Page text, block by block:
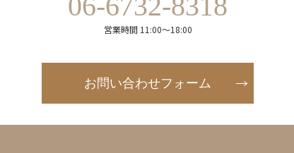
営業時間 11:00～18:00
お問い合わせフォーム